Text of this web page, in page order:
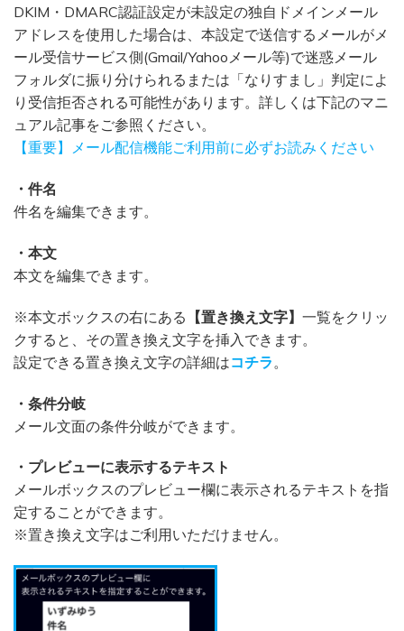
DKIM・DMARC認証設定が未設定の独自ドメインメール
アドレスを使用した場合は、本設定で送信するメールがメ
ール受信サービス側(Gmail/Yahooメール等)で迷惑メール
フォルダに振り分けられるまたは「なりすまし」判定によ
り受信拒否される可能性があります。詳しくは下記のマニ
ュアル記事をご参照ください。
【重要】メール配信機能ご利用前に必ずお読みください
・件名
件名を編集できます。
・本文
本文を編集できます。
※本文ボックスの右にある 【置き換え文字】 一覧をクリッ
クすると、その置き換え文字を挿入できます。
設定できる置き換え文字の詳細はコチラ 。
・条件分岐
メール文面の条件分岐ができます。
・プレビューに表示するテキスト
メールボックスのプレビュー欄に表示されるテキストを指
定することができます。
※置き換え文字はご利用いただけません。